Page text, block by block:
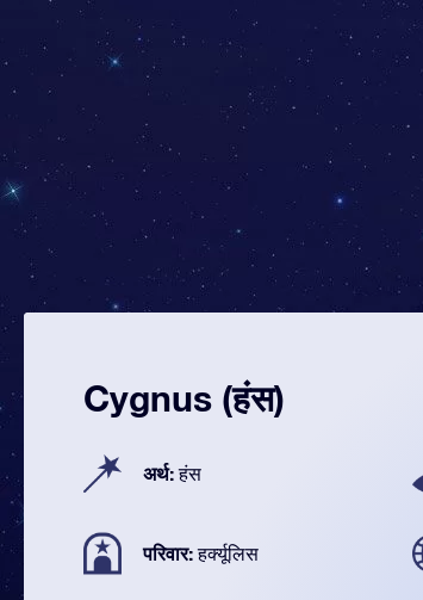
Cygnus (हंस)
अर्थ:हंस
परिवार:हर्क्यूलिस